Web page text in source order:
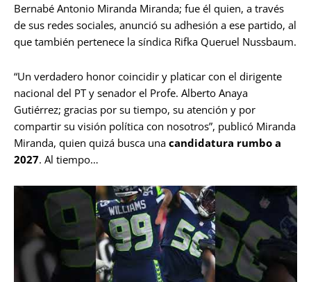
Bernabé Antonio Miranda Miranda; fue él quien, a través
de sus redes sociales, anunció su adhesión a ese partido, al
que también pertenece la síndica Rifka Queruel Nussbaum.
“Un verdadero honor coincidir y platicar con el dirigente
nacional del PT y senador el Profe. Alberto Anaya
Gutiérrez; gracias por su tiempo, su atención y por
compartir su visión política con nosotros”, publicó Miranda
Miranda, quien quizá busca una candidatura rumbo a
2027. Al tiempo…